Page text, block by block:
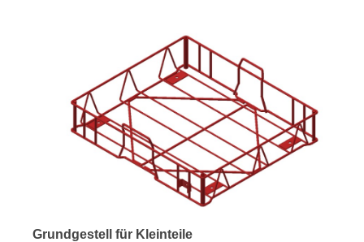
Grundgestell für Kleinteile